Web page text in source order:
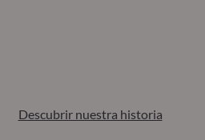
Descubrir nuestra historia